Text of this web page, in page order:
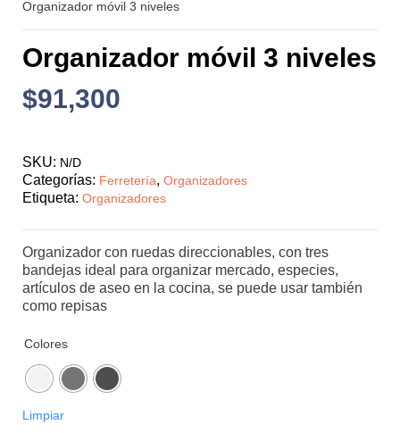
Organizador móvil 3 niveles
Organizador móvil 3 niveles
$91,300
SKU: N/D
Categorías: Ferretería, Organizadores
Etiqueta: Organizadores
Organizador con ruedas direccionables, con tres
bandejas ideal para organizar mercado, especies,
artículos de aseo en la cocina, se puede usar también
como repisas
Colores
Limpiar